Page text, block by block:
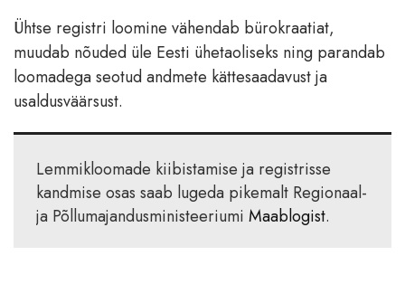
Ühtse registri loomine vähendab bürokraatiat,
muudab nõuded üle Eesti ühetaoliseks ning parandab
loomadega seotud andmete kättesaadavust ja
usaldusväärsust.
Lemmikloomade kiibistamise ja registrisse
kandmise osas saab lugeda pikemalt Regionaal-
ja Põllumajandusministeeriumi Maablogist.